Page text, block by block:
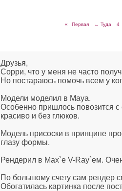
« Первая ← Туда 4
Друзья,
Cорри, что у меня не часто
Но постараюсь помочь всем у
Модели моделил в Maya.
Особенно пришлось повозится с
красиво и без глюков.
Модель присоски в принципе
глазу формы.
Рендерил в Max`e V-Ray`ем.
По большому счету сам рендер
Обогатилась картинка после